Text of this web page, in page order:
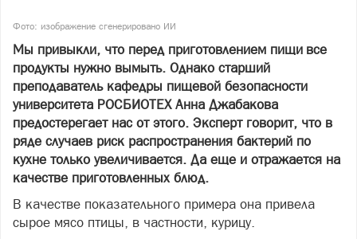
Фото: изображение сгенерировано ИИ
Мы привыкли, что перед приготовлением пищи все
продукты нужно вымыть. Однако старший
преподаватель кафедры пищевой безопасности
университета РОСБИОТЕХ Анна Джабакова
предостерегает нас от этого. Эксперт говорит, что в
ряде случаев риск распространения бактерий по
кухне только увеличивается. Да еще и отражается на
качестве приготовленных блюд.
В качестве показательного примера она привела
сырое мясо птицы, в частности, курицу.